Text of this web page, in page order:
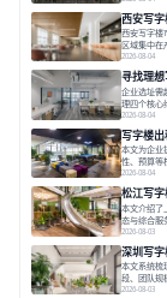
与个性化运
力转变。在
西安写字
西安写字楼
区域集中在
性与员工体
长，推动市
一现象引发
2026-08-04
寻找理想
企业选址需
理四个核心
套服务及社
言，寻找一
更直接影响
2026-08-04
写字楼出
本文为企业
性、预算等
区产业生态
进行线下实
数字化时代
2026-08-04
松江写字
本文介绍了
态与综合服
空间。之后
求与长期价
解该区域的
2026-08-03
深圳写
本文系统梳
段、团队规
新活力强，
2026-08-03